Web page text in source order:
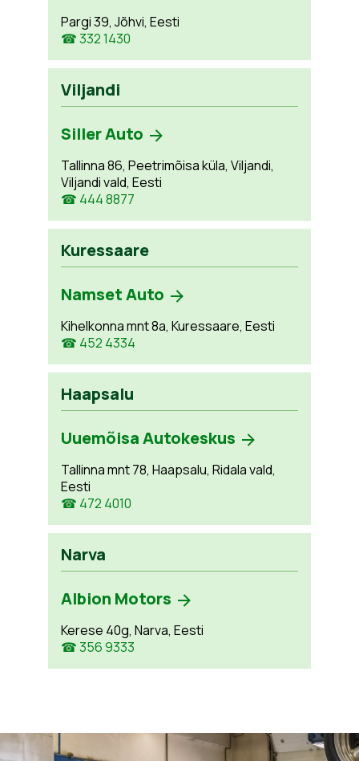
Pargi 39, Jõhvi, Eesti
☎ 332 1430
Viljandi
Siller Auto
Tallinna 86, Peetrimõisa küla, Viljandi,
Viljandi vald, Eesti
☎ 444 8877
Kuressaare
Namset Auto
Kihelkonna mnt 8a, Kuressaare, Eesti
☎ 452 4334
Haapsalu
Uuemõisa Autokeskus
Tallinna mnt 78, Haapsalu, Ridala vald,
Eesti
☎ 472 4010
Narva
Albion Motors
Kerese 40g, Narva, Eesti
☎ 356 9333